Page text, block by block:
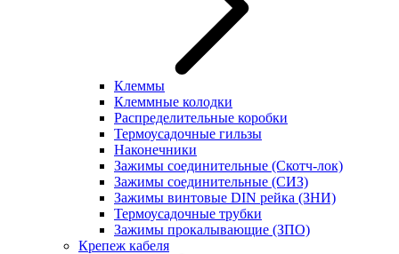
Клеммы
Клеммные колодки
Распределительные коробки
Термоусадочные гильзы
Наконечники
Зажимы соединительные (Скотч-лок)
Зажимы соединительные (СИЗ)
Зажимы винтовые DIN рейка (ЗНИ)
Термоусадочные трубки
Зажимы прокалывающие (ЗПО)
Крепеж кабеля